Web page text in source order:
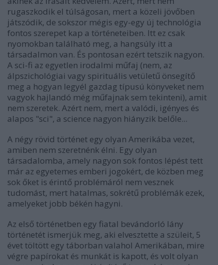
rugaszkodik el túlságosan, mert a közeli jövőben
játszódik, de sokszor mégis egy-egy új technológia
fontos szerepet kap a történeteiben. Itt ez csak
nyomokban található meg, a hangsúly itt a
társadalmon van. És pontosan ezért tetszik nagyon.
A sci-fi az egyetlen irodalmi műfaj (nem, az
álpszichológiai vagy spirituális vetületű önsegítő
meg a hogyan legyél gazdag típusú könyveket nem
vagyok hajlandó még műfajnak sem tekinteni), amit
nem szeretek. Azért nem, mert a valódi, igényes és
alapos "sci", a science nagyon hiányzik belőle...
A négy rövid történet egy olyan Amerikába vezet,
amiben nem szeretnénk élni. Egy olyan
társadalomba, amely nagyon sok fontos lépést tett
már az egyetemes emberi jogokért, de közben meg
sok őket is érintő problémáról nem vesznek
tudomást, mert hatalmas, sokrétű problémák ezek,
amelyeket jobb békén hagyni.
Az első történetben egy fiatal bevándorló lány
történetét ismerjük meg, aki elvesztette a szüleit, 5
évet töltött egy táborban valahol Amerikában, mire
végre papírokat és munkát is kapott, és volt olyan